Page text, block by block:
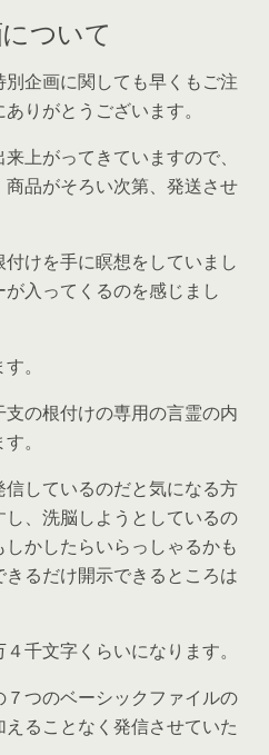
ついて
企画に関しても早くもご注
りがとうございます。
上がってきていますので、
品がそろい次第、発送させ
けを手に瞑想をしていまし
入ってくるのを感じまし
。
の根付けの専用の言霊の内
。
しているのだと気になる方
、洗脳しようとしているの
かしたらいらっしゃるかも
るだけ開示できるところは
千文字くらいになります。
つのベーシックファイルの
ることなく発信させていた